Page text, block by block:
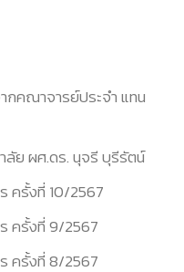
กคณาจารย์ประจำ แทน
ลัย ผศ.ดร. นุจรี บุรีรัตน์
ครั้งที่ 10/2567
ครั้งที่ 9/2567
ครั้งที่ 8/2567